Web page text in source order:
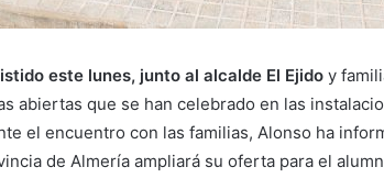
este lunes, junto al alcalde El Ejido y
abiertas que se han celebrado en las
el encuentro con las familias, Alonso ha
de Almería ampliará su oferta para el